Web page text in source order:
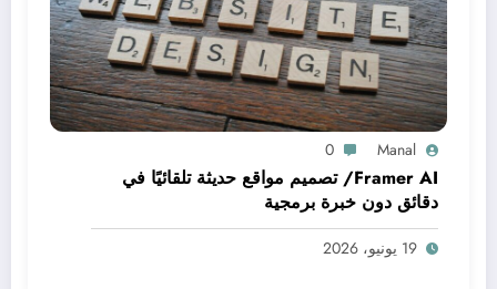
Manal
0
Framer AI/ تصميم مواقع حديثة تلقائيًا في
دقائق دون خبرة برمجية
19 يونيو، 2026